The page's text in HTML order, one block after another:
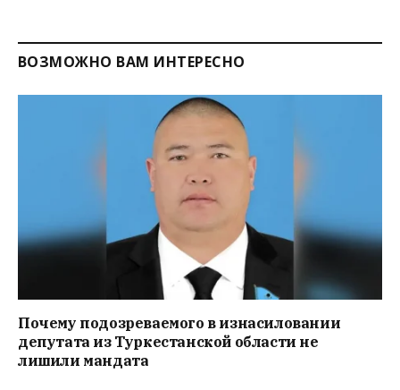
ВОЗМОЖНО ВАМ ИНТЕРЕСНО
Почему подозреваемого в изнасиловании
депутата из Туркестанской области не
лишили мандата